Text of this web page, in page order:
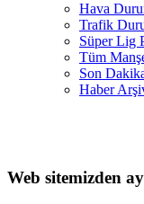
Hava
Trafik
Süper Lig
Tüm
Son
Haber
Web sitemizden